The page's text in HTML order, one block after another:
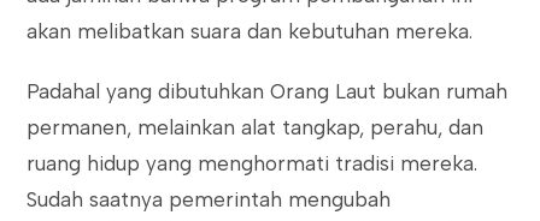
akan melibatkan suara dan kebutuhan mereka.
Padahal yang dibutuhkan Orang Laut bukan rumah
permanen, melainkan alat tangkap, perahu, dan
ruang hidup yang menghormati tradisi mereka.
Sudah saatnya pemerintah mengubah